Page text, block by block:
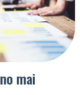
mai